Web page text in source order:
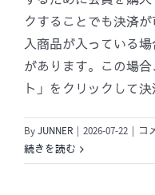
クすることでも決済
入商品が入っている
があります。この場
ト」をクリックして
ByJUNNER 2026-07-22
2.
費
コ
続きを読む